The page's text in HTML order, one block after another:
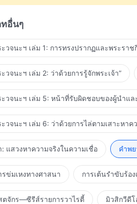
อื่นๆ
ะวจนะฯ เล่ม 1: การทรงปรากฏและพระราช
วจนะฯ เล่ม 2: ว่าด้วยการรู้จักพระเจ้า”
ะวจนะฯ เล่ม 5: หน้าที่รับผิดชอบของผู้นำแล
วจนะฯ เล่ม 6: ว่าด้วยการไล่ตามเสาะหาค
แสวงหาความจริงในความเชื่อ คำพ
ข่มเหงทางศาสนา การเต้นรำขับร้อ
ตจักร—ซีรีส์รายการวาไรตี้ มิวสิกวีดีโ